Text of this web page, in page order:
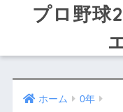
プロ野球
ホーム 0年